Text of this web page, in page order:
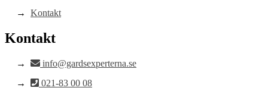
Kontakt
Kontakt
info@gardsexperterna.se
021-83 00 08